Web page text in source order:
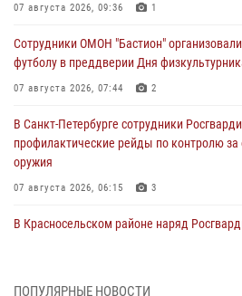
07 августа 2026, 09:36 1
Сотрудники ОМОН "Бастион"
футболу в преддверии Дня
07 августа 2026, 07:44 2
В Санкт-Петербурге сотрудники
профилактические рейды по контролю за
оружия
07 августа 2026, 06:15 3
В Красносельском районе наряд
06 августа 2026, 13:39 1
ПОПУЛЯРНЫЕ НОВОСТИ